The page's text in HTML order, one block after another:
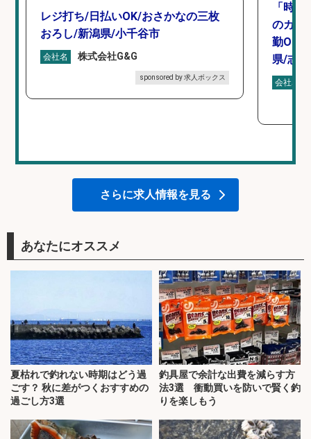
レジ打ち/日払いOK/おさかなの三枚
おろし/新潟県/小千谷市
会社名 株式会社G&G
sponsored by 求人ボックス
「時
のカッ
勤OK×
県/志
会社名
さらに求人情報を見る
あなたにオススメ
夏枯れで釣れない時期はどう過
ごす？ 秋に差がつくおすすめの
過ごし方3選
釣具屋で余計な出費を減らす方
法3選 衝動買いを防いで賢く釣
りを楽しもう